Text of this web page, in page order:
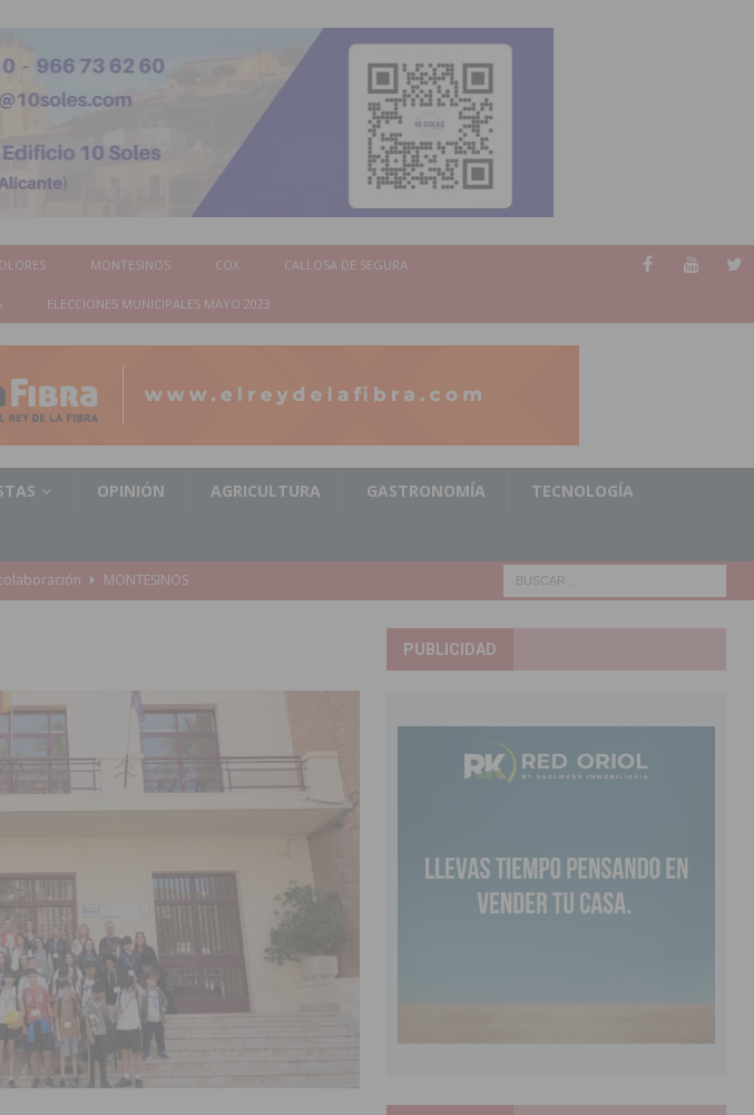
MONTESINOS COX CALLOSA DE SEGURA
ELECCIONES MUNICIPALES MAYO 2023
OPINIÓN AGRICULTURA GASTRONOMÍA TECNOLOGÍA
Biodiversidad
de Alicante en Las Colinas
CEIP Pascual Andreu
Edificant
COMARCA
de alta gama mediante la
a través de seis programas
de sus barrancos
TORREVIEJA
PUBLICIDAD